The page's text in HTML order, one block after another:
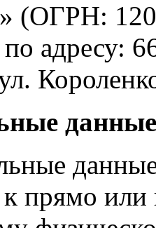
(ОГРН:
адресу:
прямо